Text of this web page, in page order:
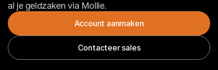
al je geldzaken via Mollie.
Account aanmaken
Contacteer sales